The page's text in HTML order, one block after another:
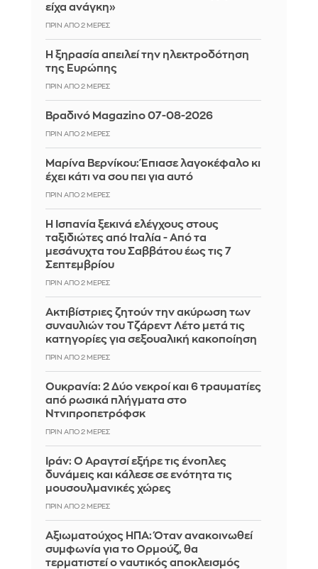
είχα ανάγκη»
ΠΡΙΝ ΑΠΌ 2 ΜΈΡΕΣ
Η ξηρασία απειλεί την ηλεκτροδότηση
της Ευρώπης
ΠΡΙΝ ΑΠΌ 2 ΜΈΡΕΣ
Βραδινό Magazino 07-08-2026
ΠΡΙΝ ΑΠΌ 2 ΜΈΡΕΣ
Μαρίνα Βερνίκου: Έπιασε λαγοκέφαλο κι
έχει κάτι να σου πει για αυτό
ΠΡΙΝ ΑΠΌ 2 ΜΈΡΕΣ
Η Ισπανία ξεκινά ελέγχους στους
ταξιδιώτες από Ιταλία - Από τα
μεσάνυχτα του Σαββάτου έως τις 7
Σεπτεμβρίου
ΠΡΙΝ ΑΠΌ 2 ΜΈΡΕΣ
Ακτιβίστριες ζητούν την ακύρωση των
συναυλιών του Τζάρεντ Λέτο μετά τις
κατηγορίες για σεξουαλική κακοποίηση
ΠΡΙΝ ΑΠΌ 2 ΜΈΡΕΣ
Ουκρανία: 2 Δύο νεκροί και 6 τραυματίες
από ρωσικά πλήγματα στο
Ντνιπροπετρόφσκ
ΠΡΙΝ ΑΠΌ 2 ΜΈΡΕΣ
Ιράν: Ο Αραγτσί εξήρε τις ένοπλες
δυνάμεις και κάλεσε σε ενότητα τις
μουσουλμανικές χώρες
ΠΡΙΝ ΑΠΌ 2 ΜΈΡΕΣ
Αξιωματούχος ΗΠΑ: Όταν ανακοινωθεί
συμφωνία για το Ορμούζ, θα
τερματιστεί ο ναυτικός αποκλεισμός